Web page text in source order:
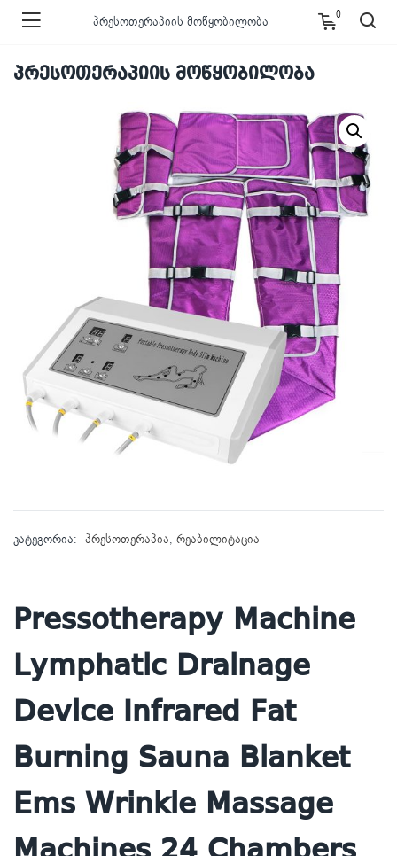
პრესოთერაპიის მოწყობილობა 0
პრესოთერაპიის მოწყობილობა
კატეგორია: პრესოთერაპია, რეაბილიტაცია
Pressotherapy Machine
Lymphatic Drainage
Device Infrared Fat
Burning Sauna Blanket
Ems Wrinkle Massage